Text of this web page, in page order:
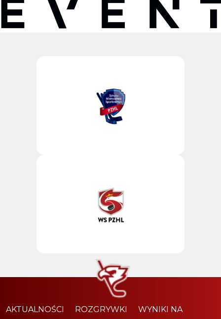
AKTUALNOŚCI ROZGRYWKI WYNIKI NA